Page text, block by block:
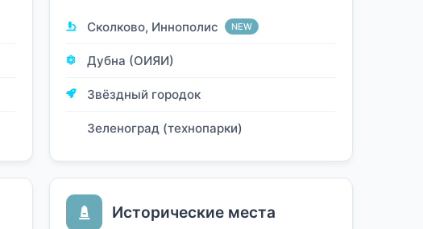
Сколково, Иннополис NEW
Дубна (ОИЯИ)
Звёздный городок
Зеленоград (технопарки)
Исторические места